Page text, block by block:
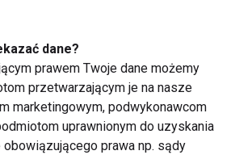
w miarę płasko, aby nasze
regularna aktywność
półgodzinny spacer czy
rowerze – która usprawnia
oraz rozluźnia i reguluje
Hertman,
dane?
prawem Twoje dane możemy
przetwarzającym je na nasze
marketingowym, podwykonawcom
uprawnionym do uzyskania
prawa np. sądy